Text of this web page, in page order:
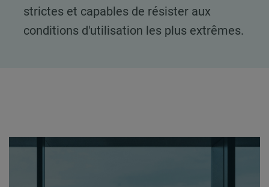
strictes et capables de résister aux
conditions d'utilisation les plus extrêmes.